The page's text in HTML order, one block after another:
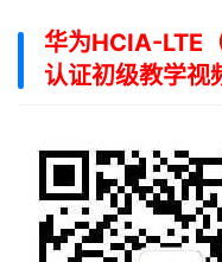
华为HCIA-LTE
认证初级教学视